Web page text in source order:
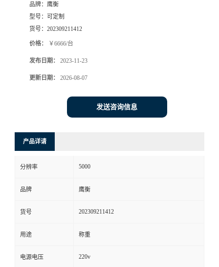
品牌： 鹰衡
型号： 可定制
货号： 202309211412
价格： ￥6666/台
发布日期： 2023-11-23
更新日期： 2026-08-07
发送咨询信息
产品详请
分辨率 5000
品牌 鹰衡
货号 202309211412
用途 称重
电源电压 220v